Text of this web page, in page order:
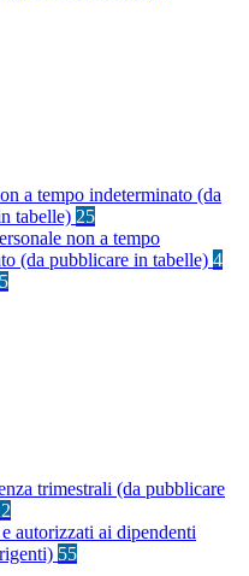
a tempo indeterminato (da
tabelle) 25
non a tempo
(da pubblicare in tabelle) 4
trimestrali (da pubblicare
autorizzati ai dipendenti
55